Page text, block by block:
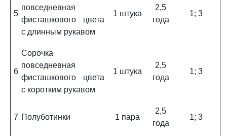
5
повседневная
фисташкового цвета
с длинным рукавом
1 штука
2,5
года
1; 3
6
Сорочка
повседневная
фисташкового цвета
с коротким рукавом
1 штука
2,5
года
1; 3
7 Полуботинки 1 пара
2,5
года
1; 3